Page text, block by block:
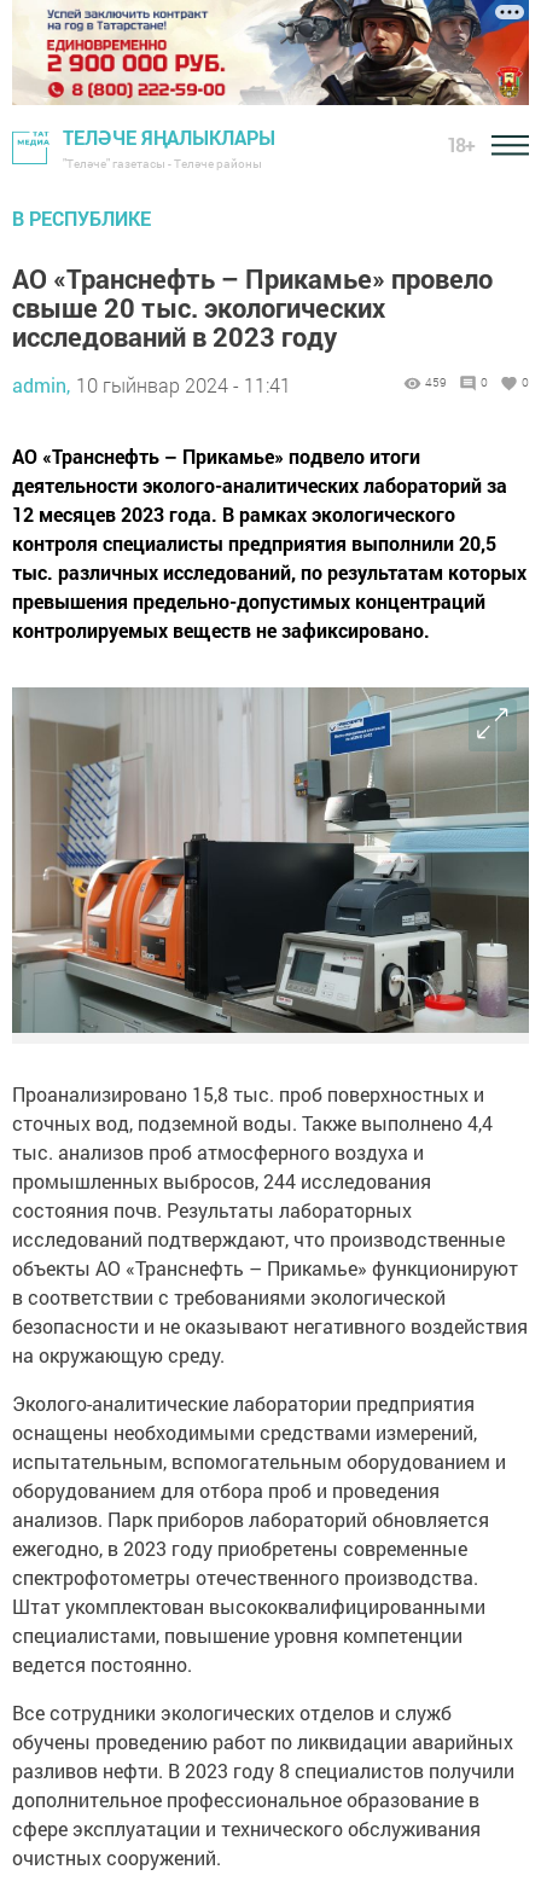
ТЕЛӘЧЕ ЯҢАЛЫКЛАРЫ
"Теләче" газетасы - Теләче районы
18+
В РЕСПУБЛИКЕ
АО «Транснефть – Прикамье» провело
свыше 20 тыс. экологических
исследований в 2023 году
admin, 10 гыйнвар 2024 - 11:41 459 0 0
АО «Транснефть – Прикамье» подвело итоги
деятельности эколого-аналитических лабораторий за
12 месяцев 2023 года. В рамках экологического
контроля специалисты предприятия выполнили 20,5
тыс. различных исследований, по результатам которых
превышения предельно-допустимых концентраций
контролируемых веществ не зафиксировано.
Проанализировано 15,8 тыс. проб поверхностных и
сточных вод, подземной воды. Также выполнено 4,4
тыс. анализов проб атмосферного воздуха и
промышленных выбросов, 244 исследования
состояния почв. Результаты лабораторных
исследований подтверждают, что производственные
объекты АО «Транснефть – Прикамье» функционируют
в соответствии с требованиями экологической
безопасности и не оказывают негативного воздействия
на окружающую среду.
Эколого-аналитические лаборатории предприятия
оснащены необходимыми средствами измерений,
испытательным, вспомогательным оборудованием и
оборудованием для отбора проб и проведения
анализов. Парк приборов лабораторий обновляется
ежегодно, в 2023 году приобретены современные
спектрофотометры отечественного производства.
Штат укомплектован высококвалифицированными
специалистами, повышение уровня компетенции
ведется постоянно.
Все сотрудники экологических отделов и служб
обучены проведению работ по ликвидации аварийных
разливов нефти. В 2023 году 8 специалистов получили
дополнительное профессиональное образование в
сфере эксплуатации и технического обслуживания
очистных сооружений.